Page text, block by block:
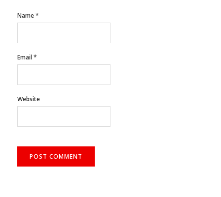
Name*
Email*
Website